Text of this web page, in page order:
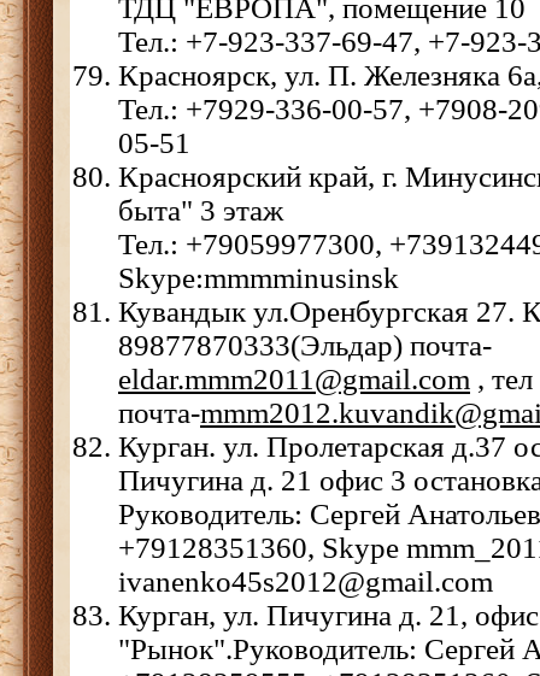
ТДЦ "ЕВРОПА", помещение 10
Тел.: +7-923-337-69-47, +7-923-
Красноярск, ул. П. Железняка
Тел.: +7929-336-00-57, +7908-
05-51
Красноярский край, г.
быта" 3 этаж
Тел.: +79059977300,
Skype:mmmminusinsk
Кувандык ул.Оренбургская 27.
89877870333(Эльдар) почта-
eldar.mmm2011@gmail.com ,
почта-
Курган. ул. Пролетарская д.37
Пичугина д. 21 офис 3
Руководитель: Сергей
+79128351360, Skype
ivanenko45s2012@gmail.com
Курган, ул. Пичугина д. 21,
"Рынок".Руководитель: Сергей